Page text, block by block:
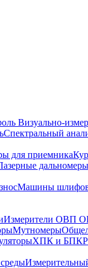
Визуально-
Спектральный
для приемника
дальномеры
Машины
Измерители ОВП
Мутномеры
ХПК и БПК